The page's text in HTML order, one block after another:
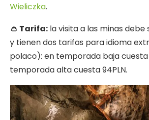
Wieliczka.
👛 Tarifa: la visita a las minas debe
y tienen dos tarifas para idioma
polaco): en temporada baja cuesta
temporada alta cuesta 94PLN.